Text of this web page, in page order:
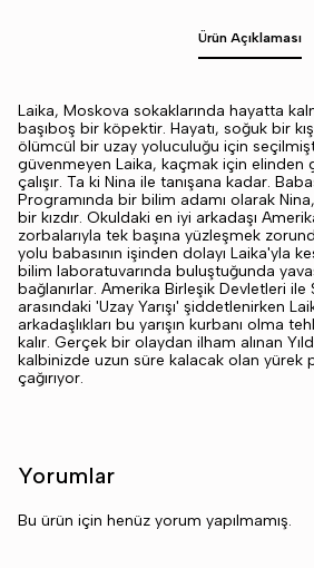
Ürün Açıklaması
Laika, Moskova sokaklarında hayatta
başıboş bir köpektir. Hayatı, soğuk bir
ölümcül bir uzay yoluculuğu için
güvenmeyen Laika, kaçmak için elinden
çalışır. Ta ki Nina ile tanışana kadar.
Programında bir bilim adamı olarak
bir kızdır. Okuldaki en iyi arkadaşı
zorbalarıyla tek başına yüzleşmek
yolu babasının işinden dolayı Laika'yla
bilim laboratuvarında buluştuğunda
bağlanırlar. Amerika Birleşik Devletleri ile
arasındaki 'Uzay Yarışı' şiddetlenirken
arkadaşlıkları bu yarışın kurbanı olma
kalır. Gerçek bir olaydan ilham alınan
kalbinizde uzun süre kalacak olan yürek
çağırıyor.
Yorumlar
Bu ürün için henüz yorum yapılmamış.